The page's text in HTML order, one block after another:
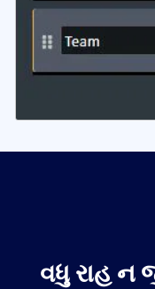
વધુ રાહ